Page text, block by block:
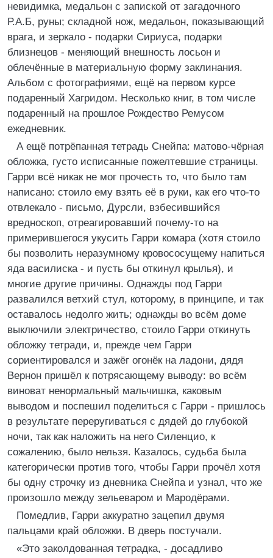
невидимка, медальон с запиской от загадочного
Р.А.Б, руны; складной нож, медальон, показывающий
врага, и зеркало - подарки Сириуса, подарки
близнецов - меняющий внешность лосьон и
облечённые в материальную форму заклинания.
Альбом с фотографиями, ещё на первом курсе
подаренный Хагридом. Несколько книг, в том числе
подаренный на прошлое Рождество Ремусом
ежедневник.
А ещё потрёпанная тетрадь Снейпа: матово-чёрная
обложка, густо исписанные пожелтевшие страницы.
Гарри всё никак не мог прочесть то, что было там
написано: стоило ему взять её в руки, как его что-то
отвлекало - письмо, Дурсли, взбесившийся
вредноскоп, отреагировавший почему-то на
примерившегося укусить Гарри комара (хотя стоило
бы позволить неразумному кровососущему напиться
яда василиска - и пусть бы откинул крылья), и
многие другие причины. Однажды под Гарри
развалился ветхий стул, которому, в принципе, и так
оставалось недолго жить; однажды во всём доме
выключили электричество, стоило Гарри откинуть
обложку тетради, и, прежде чем Гарри
сориентировался и зажёг огонёк на ладони, дядя
Вернон пришёл к потрясающему выводу: во всём
виноват ненормальный мальчишка, каковым
выводом и поспешил поделиться с Гарри - пришлось
в результате переругиваться с дядей до глубокой
ночи, так как наложить на него Силенцио, к
сожалению, было нельзя. Казалось, судьба была
категорически против того, чтобы Гарри прочёл хотя
бы одну строчку из дневника Снейпа и узнал, что же
произошло между зельеваром и Мародёрами.
Помедлив, Гарри аккуратно зацепил двумя
пальцами край обложки. В дверь постучали.
«Это заколдованная тетрадка, - досадливо